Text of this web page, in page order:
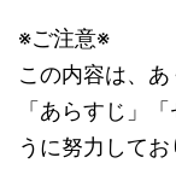
※ご注意※
この内容は、あ
「あらすじ」
うに努力してお